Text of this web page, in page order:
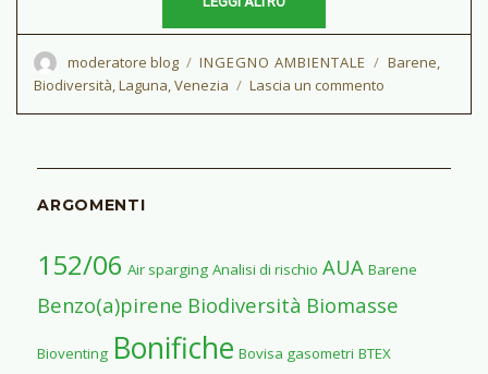
Autore
moderatore blog CATEGORIE
INGEGNO AMBIENTALE Tag
Barene,
Biodiversità,Laguna,Venezia Lascia un commento
laguna
di
ARGOMENTI
152/06 Air sparging Analisi di rischio AUA Barene
Benzo(a)pirene Biodiversità Biomasse
Bioventing Bonifiche Bovisa gasometri BTEX